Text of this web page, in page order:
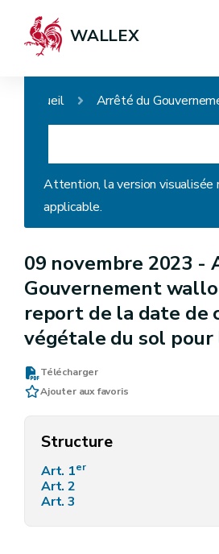
WALLEX
Accueil
Attention, la version visualisée
applicable.
09 novembre 2023 -
Gouvernement
report de la date de
végétale du sol pour
Télécharger
Ajouter aux favoris
Structure
Art. 1er
Art. 2
Art. 3